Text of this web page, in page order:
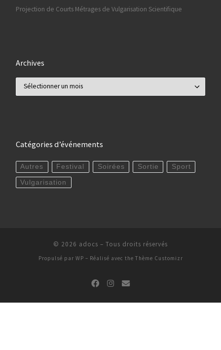
Projection de Courts Métrages de Vulgarisation Scientifique
Archives
Catégories d’événements
Autres Festival Soirées Sortie Sport
Vulgarisation
© 2026 adocs – Tous droits réservés
Propulsé par WP – Réalisé avec the Thème Customizr